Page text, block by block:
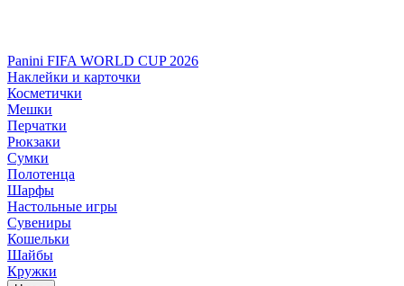
Panini FIFA WORLD CUP 2026
Наклейки и карточки
Косметички
Мешки
Перчатки
Рюкзаки
Сумки
Полотенца
Шарфы
Настольные игры
Сувениры
Кошельки
Шайбы
Кружки